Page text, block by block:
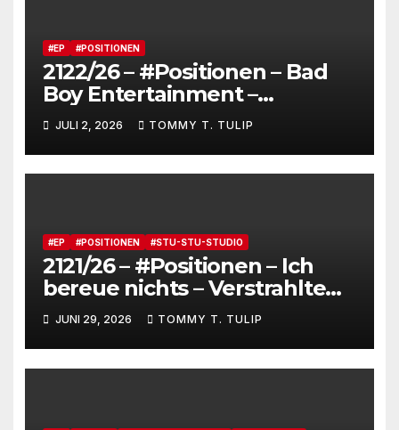
#EP #POSITIONEN
2122/26 – #Positionen – Bad
Boy Entertainment –
Fensterstürze, ungeheurer
Reichtum,
dienstverpflichtete
Claqueure und soziale
JULI 2, 2026 TOMMY T. TULIP
#EP #POSITIONEN #STU-STU-STUDIO
2121/26 – #Positionen – Ich
bereue nichts – Verstrahlte
Menschen, verstrahlte
Kommentare, verstrahltes
Gesamterlebnis auf Social
media
JUNI 29, 2026 TOMMY T. TULIP